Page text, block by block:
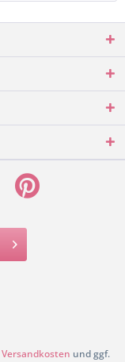
Versandkosten und ggf.